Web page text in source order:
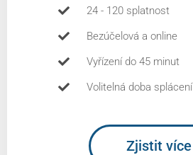
24 - 120 splatnost
Bezúčelová a online
Vyřízení do 45 minut
Volitelná doba splácení
Zjistit více